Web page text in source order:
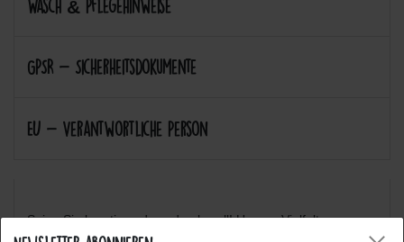
Wasch & Pflegehinweise
GPSR - Sicherheitsdokumente
EU - Verantwortliche Person
Seien Sie kreativ und ausdrucksvoll! Unsere Vielfalt an
verschiedenen Motiven werden Sie inspirieren! :-)